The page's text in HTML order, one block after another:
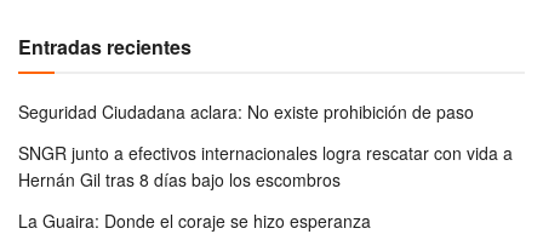
Entradas recientes
Seguridad Ciudadana aclara: No existe prohibición de paso
SNGR junto a efectivos internacionales logra rescatar con vida a
Hernán Gil tras 8 días bajo los escombros
La Guaira: Donde el coraje se hizo esperanza